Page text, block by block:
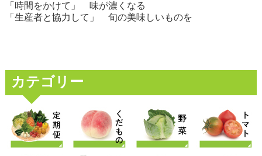
「時間をかけて」 味が濃くなる
「生産者と協力して」 旬の美味しいものを
カテゴリー